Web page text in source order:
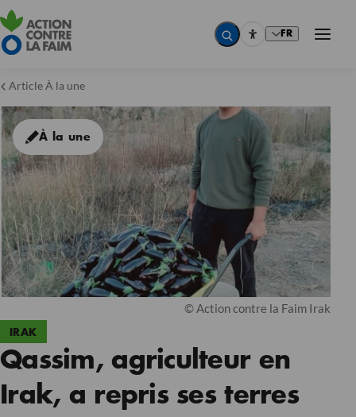
FR
Article À la une
IRAK
À la une
© Action contre la Faim Irak
Qassim, agriculteur en
Irak, a repris ses terres